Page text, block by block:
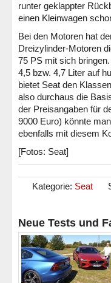
runter geklappter
einen Kleinwagen
Bei den Motoren hat
Dreizylinder-Motoren
75 PS mit sich
4,5 bzw. 4,7 Liter auf
bietet Seat den
also durchaus die
der Preisangaben für
9000 Euro) könnte
ebenfalls mit diesem
[Fotos: Seat]
Kategorie: Seat
Neue Tests und